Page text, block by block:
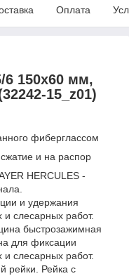
Оплата
6 150х60 мм,
15_z01)
фиберглассом
и на распор
HERCULES -
и удержания
и слесарных работ.
быстрозажимная
для фиксации
и слесарных работ.
рейки. Рейка с